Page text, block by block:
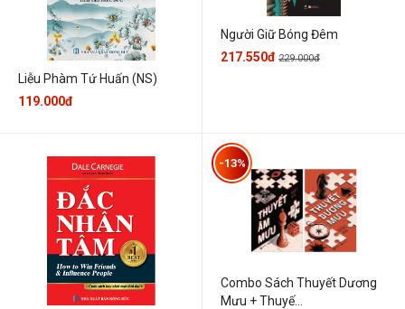
Liễu Phàm Tứ Huấn (NS)
119.000đ
Người Giữ Bóng Đêm
217.550đ 229.000đ
Combo Sách Thuyết Dương
Mưu + Thuyế...
-13%